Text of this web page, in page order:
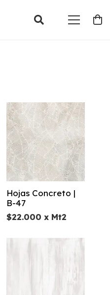
Hojas Concreto |
B-47
$22.000 x Mt2